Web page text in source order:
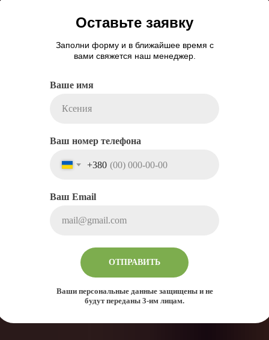
Заполни форму и в ближайшее время с
вами свяжется наш менеджер.
Оставьте заявку
Ваше имя
Ваш номер телефона
+380
Ваш Email
ОТПРАВИТЬ
Ваши персональные данные защищены и не
будут переданы 3-им лицам.